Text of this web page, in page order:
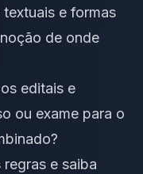
e formas
de onde
editais e
ou exame para o
regras e saiba